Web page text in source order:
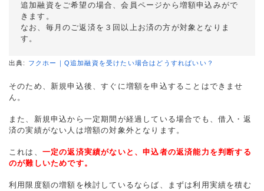
追加融資をご希望の場合、会員ページから増額申込みがで
きます。
なお、毎月のご返済を３回以上お済の方が対象となりま
す。
出典: フクホー｜Q追加融資を受けたい場合はどうすればいい？
そのため、新規申込後、すぐに増額を申込することはできませ
ん。
また、新規申込から一定期間が経過している場合でも、借入・返
済の実績がない人は増額の対象外となります。
これは、 一定の返済実績がないと、申込者の返済能力を判断する
のが難しいためです。
利用限度額の増額を検討しているならば、まずは利用実績を積む